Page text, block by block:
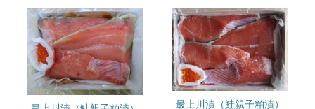
最上川漬（鮭親子粕漬）